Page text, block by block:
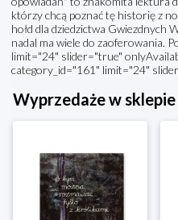
którzy chcą poznać tę historię z
hołd dla dziedzictwa Gwiezdnych
nadal ma wiele do zaoferowania.
limit="24" slider="true"
category_id="161" limit="24"
Wyprzedaże w